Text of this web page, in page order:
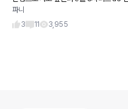
도 마찬가지고.. eqe 사려고 줄서있는데 디자인 인테리어는 맘에 드는데 차값이 1억넘는
데 성능은 이
파니
3
11 3,955